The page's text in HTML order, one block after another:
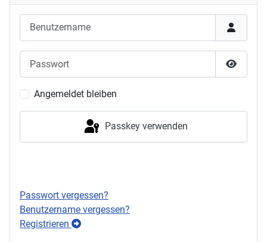
Benutzername
Angemeldet bleiben
Passkey verwenden
Passwort vergessen?
Benutzername vergessen?
Registrieren